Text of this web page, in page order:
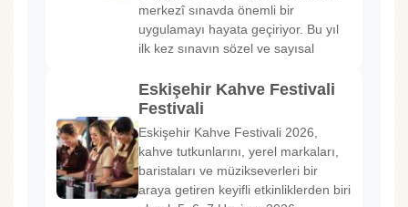
merkezî sınavda önemli bir
uygulamayı hayata geçiriyor. Bu yıl
ilk kez sınavın sözel ve sayısal
Eskişehir Kahve Festivali
Festivali
Eskişehir Kahve Festivali 2026,
kahve tutkunlarını, yerel markaları,
baristaları ve müzikseverleri bir
araya getiren keyifli etkinliklerden biri